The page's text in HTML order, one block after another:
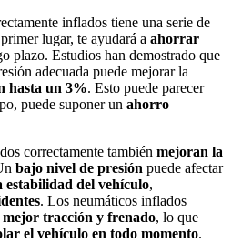
inflados tiene una serie de
lugar, te ayudará a ahorrar
plazo. Estudios han demostrado que
adecuada puede mejorar la
hasta un 3%. Esto puede parecer
puede suponer un ahorro
correctamente también mejoran la
bajo nivel de presión puede afectar
estabilidad del vehículo,
. Los neumáticos inflados
mejor tracción y frenado, lo que
el vehículo en todo momento.